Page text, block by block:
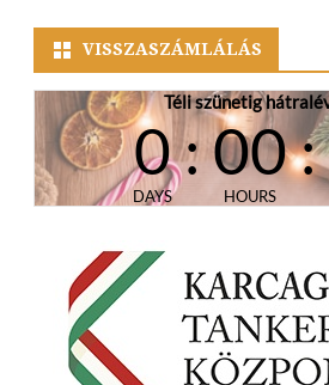
VISSZASZÁMLÁLÁS